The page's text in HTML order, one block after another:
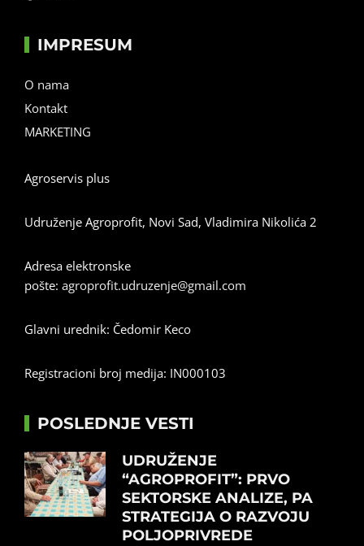
IMPRESUM
O nama
Kontakt
MARKETING
Agroservis plus
Udruženje Agroprofit, Novi Sad, Vladimira Nikolića 2
Adresa elektronske
pošte: agroprofit.udruzenje@gmail.com
Glavni urednik: Čedomir Keco
Registracioni broj medija: IN000103
POSLEDNJE VESTI
UDRUŽENJE
“AGROPROFIT”: PRVO
SEKTORSKE ANALIZE, PA
STRATEGIJA O RAZVOJU
POLJOPRIVREDE